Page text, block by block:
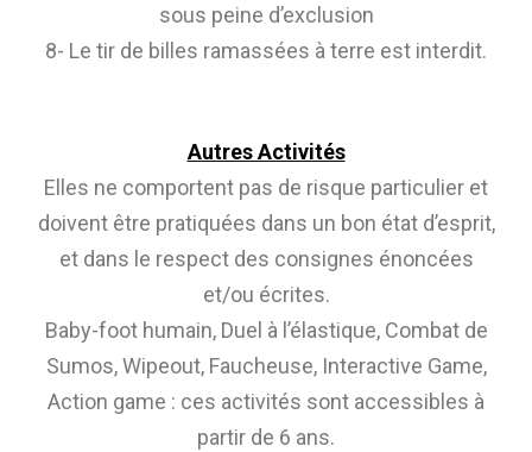
sous peine d’exclusion
8- Le tir de billes ramassées à terre est interdit.
Autres Activités
Elles ne comportent pas de risque particulier et
doivent être pratiquées dans un bon état d’esprit,
et dans le respect des consignes énoncées
et/ou écrites.
Baby-foot humain, Duel à l’élastique, Combat de
Sumos, Wipeout, Faucheuse, Interactive Game,
Action game : ces activités sont accessibles à
partir de 6 ans.